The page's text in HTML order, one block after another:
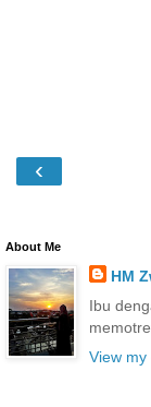
‹
About Me
HM
Ibu
View